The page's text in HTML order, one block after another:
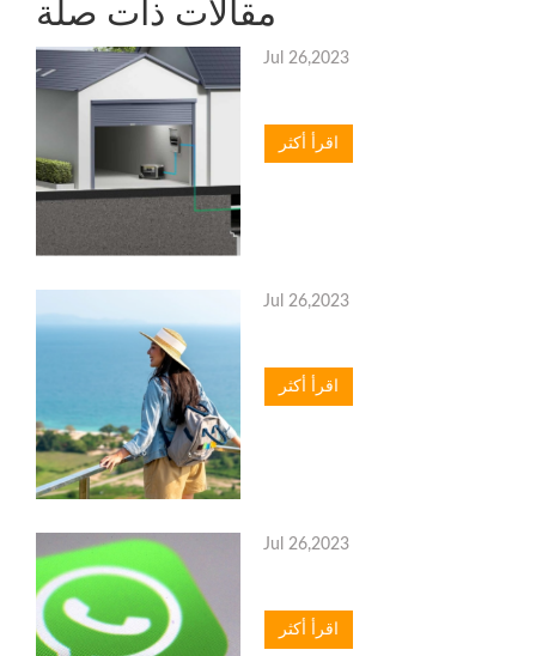
مقالات ذات صلة
Jul 26,2023
اقرأ أكثر
Jul 26,2023
اقرأ أكثر
Jul 26,2023
اقرأ أكثر